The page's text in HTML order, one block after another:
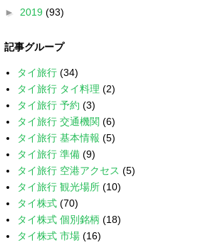
► 2019 (93)
記事グループ
タイ旅行 (34)
タイ旅行 タイ料理 (2)
タイ旅行 予約 (3)
タイ旅行 交通機関 (6)
タイ旅行 基本情報 (5)
タイ旅行 準備 (9)
タイ旅行 空港アクセス (5)
タイ旅行 観光場所 (10)
タイ株式 (70)
タイ株式 個別銘柄 (18)
タイ株式 市場 (16)